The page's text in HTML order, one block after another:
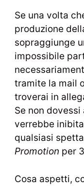
Se una volta
produzione
sopraggiunge
impossibile
tramite la mail
troverai in
Se non
verrebbe
qualsiasi
Promotion per
Cosa aspetti,